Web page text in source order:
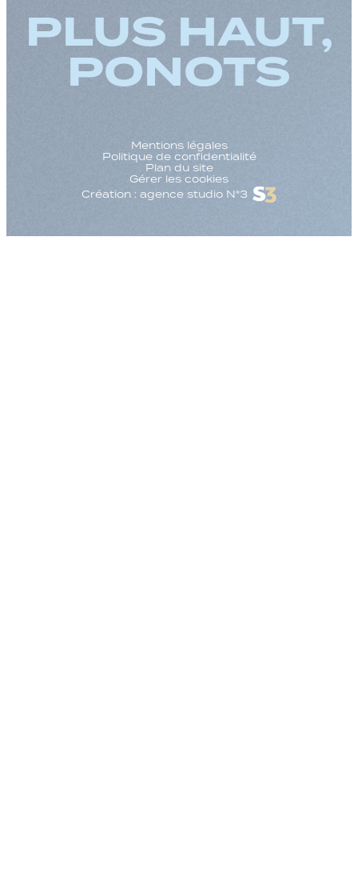
PLUS HAUT,
PONOTS
Mentions légales
Politique de confidentialité
Plan du site
Gérer les cookies
Création : agence studio N°3